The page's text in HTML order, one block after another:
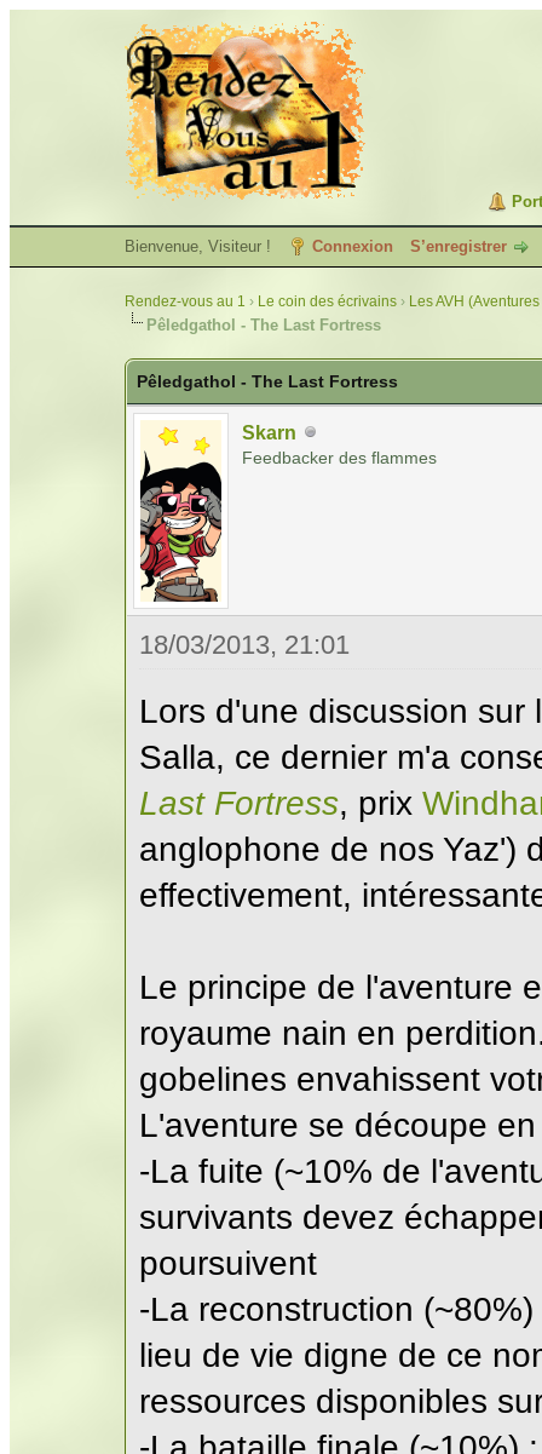
Bienvenue, Visiteur ! Connexion S’enregistrer
Rendez-vous au 1 › Le coin des écrivains › Les AVH
Pêledgathol - The Last Fortress
Pêledgathol - The Last Fortress
Skarn
Feedbacker des flammes
18/03/2013, 21:01
Lors d'une discussion
Salla, ce dernier m'a
Last Fortress, prix
anglophone de nos Yaz')
effectivement,
Le principe de l'aventure
royaume nain en
gobelines envahissent
L'aventure se découpe
-La fuite (~10% de
survivants devez
poursuivent
-La reconstruction
lieu de vie digne de ce
ressources disponibles